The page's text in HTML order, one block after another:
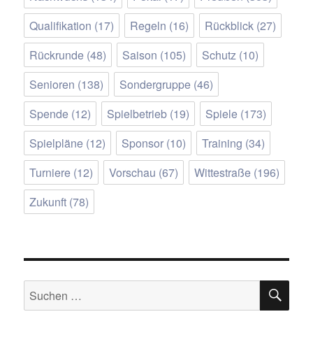
Qualifikation (17) Regeln (16) Rückblick (27)
Rückrunde (48) Saison (105) Schutz (10)
Senioren (138) Sondergruppe (46)
Spende (12) Spielbetrieb (19) Spiele (173)
Spielpläne (12) Sponsor (10) Training (34)
Turniere (12) Vorschau (67) Wittestraße (196)
Zukunft (78)
Suchen
nach: